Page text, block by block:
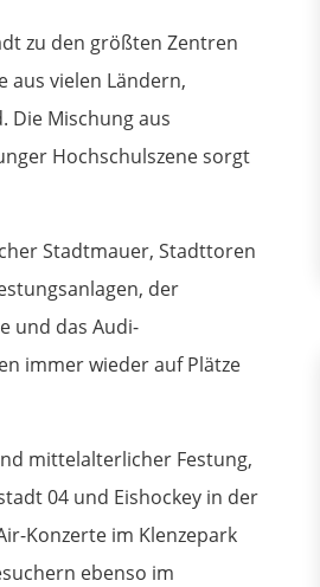
zu den größten Zentren
aus vielen Ländern,
Die Mischung aus
Hochschulszene sorgt
Stadtmauer, Stadttoren
der
und das Audi-
immer wieder auf Plätze
mittelalterlicher Festung,
04 und Eishockey in der
Konzerte im Klenzepark
ebenso im